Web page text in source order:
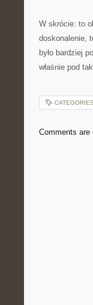
W skrócie: to
doskonalenie,
było bardziej
właśnie pod
Comments are